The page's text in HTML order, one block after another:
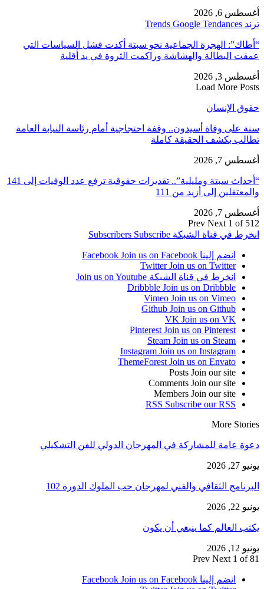
أغسطس 6, 2026
ترند Trends Google Tendances
“أطاك”: الهجرة الجماعية نحو سبتة أكدت فشل السياسات التي
عمقت البطالة والهشاشة وراكمت الثروة في يد أقلية
أغسطس 3, 2026
Load More Posts
حقوق الإنسان
سنة على وفاة أسيدون.. وقفة احتجاجية أمام رئاسة النيابة العامة
تطالب بكشف الحقيقة كاملة
أغسطس 7, 2026
“أحداث سبتة ومليلية”.. تقديرات حقوقية ترفع عدد الوفيات إلى 141
والمعتقلين إلى أزيد من 111
أغسطس 7, 2026
Prev Next 1 of 512
انخرط في قناة الشبكة
Subscribers Subscribe
انضم إلينا Facebook Join us on Facebook
Twitter Join us on Twitter
انخرط في قناة الشبكة Join us on Youtube
Dribbble Join us on Dribbble
Vimeo Join us on Vimeo
Github Join us on Github
VK Join us on VK
Pinterest Join us on Pinterest
Steam Join us on Steam
Instagram Join us on Instagram
ThemeForest Join us on Envato
Posts Join our site
Comments Join our site
Members Join our site
RSS Subscribe our RSS
More Stories
دعوة عامة للمشاركة في المهرجان الدولي للفن التشكيلي
يونيو 27, 2026
البرنامج الثقافي والفني لمهرجان حب الملوك الدورة 102
يونيو 22, 2026
يكتب العالم كما ينبغي أن يكون
يونيو 12, 2026
Prev Next 1 of 81
انضم إلينا Facebook Join us on Facebook